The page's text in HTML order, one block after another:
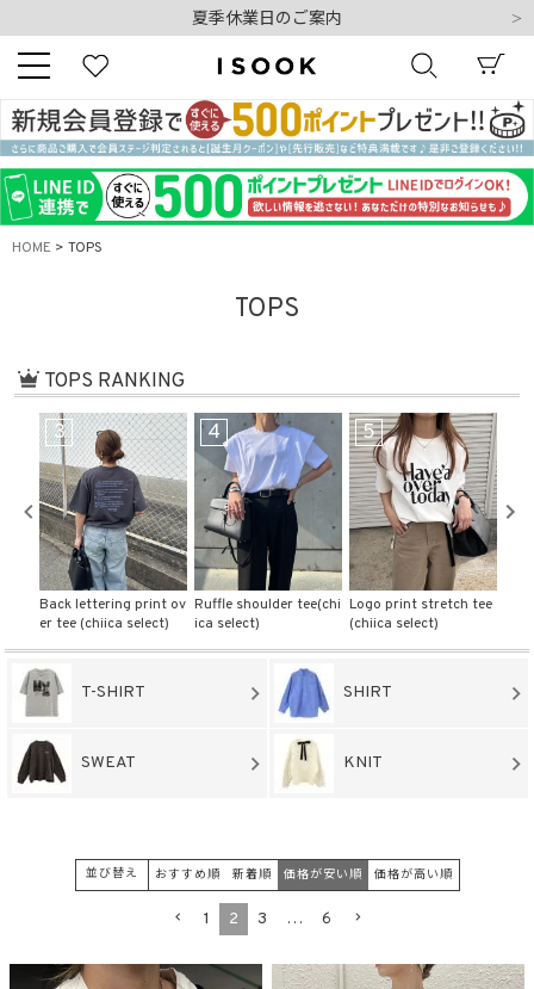
令和8年熊本地震の影響によるお荷物のお届けについて
新規会員登録でもれなく500ポイントプレゼント
夏季休業日のご案内
令和8年熊本地震の影響によるお荷物のお届けについて
キーワード
販売タイプ
新着 再入荷 SALE
商品タイプ
ORIGINAL HIT ITEM
カラー
HOME TOPS
TOPS
TOPS RANKING
3
Back lettering print ov
er tee (chiica select)
4
Ruffle shoulder tee(chi
ica select)
5
Logo print stretch tee
(chiica select)
T-SHIRT SHIRT
SWEAT KNIT
並び替え おすすめ順 新着順 価格が安い順 価格が高い順
1 2 3 … 6